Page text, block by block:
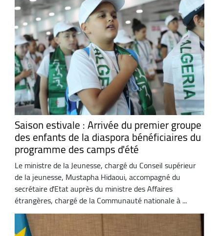
Saison estivale : Arrivée du premier groupe
des enfants de la diaspora bénéficiaires du
programme des camps d'été
Le ministre de la Jeunesse, chargé du Conseil supérieur
de la jeunesse, Mustapha Hidaoui, accompagné du
secrétaire d'Etat auprès du ministre des Affaires
étrangères, chargé de la Communauté nationale à ...